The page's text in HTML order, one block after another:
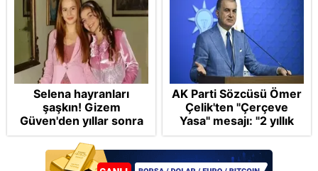
Selena hayranları
şaşkın! Gizem
Güven'den yıllar sonra
gelen Cansu Demirci
itirafı! "Konuşmuyoruz"
AK Parti Sözcüsü Ömer
Çelik'ten "Çerçeve
Yasa" mesajı: "2 yıllık
sürecin en önemli
aşamasındayız"